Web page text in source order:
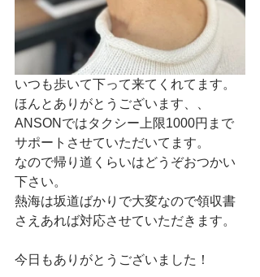
いつも歩いて下って来てくれてます。
ほんとありがとうございます、、
ANSONではタクシー上限1000円まで
サポートさせていただいてます。
なので帰り道くらいはどうぞおつかい
下さい。
熱海は坂道ばかりで大変なので領収書
さえあれば対応させていただきます。
今日もありがとうございました！